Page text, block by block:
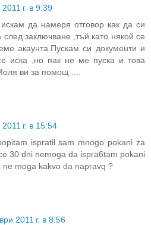
2011 г. в 9:39
да намеря отговор как да си
заключване ,тъй като някой се
акаунта.Пускам си документи и
иска ,но пак не ме пуска и това
ви за помощ.....
2011 г. в 15:54
ispratil sam mnogo pokani za
30 dni nemoga da ispra6tam pokani
moga kakvo da napravq ?
2011 г. в 8:56